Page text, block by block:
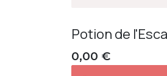
Potion de
0,00 €